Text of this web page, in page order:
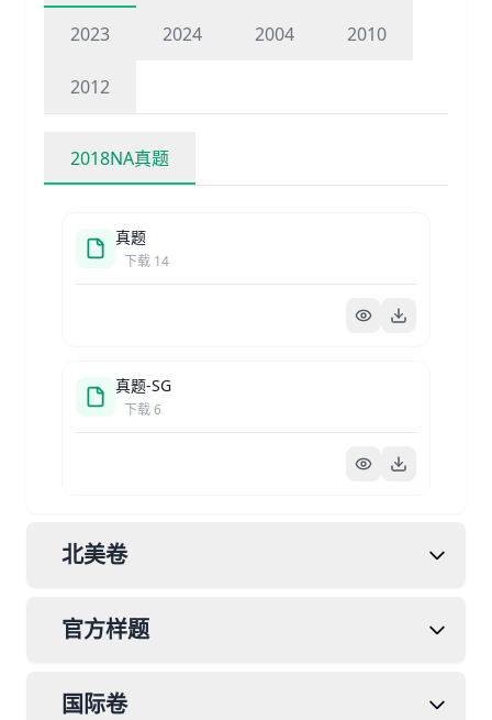
2023 2024 2004 2010
2012
2018NA真题
真题
下载 14
真题-SG
下载6
北美卷
官方样题
国际卷